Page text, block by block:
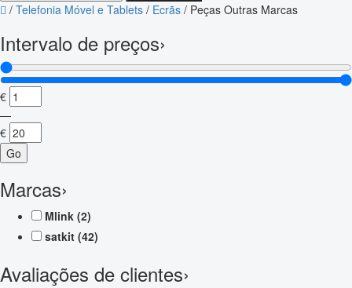
/ Telefonia Móvel e Tablets / Ecrãs / Peças Outras Marcas
Intervalo de preços›
€
—
€
Go
Marcas›
Mlink (2)
satkit (42)
Avaliações de clientes›